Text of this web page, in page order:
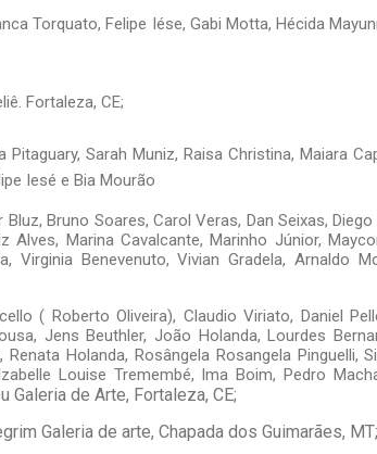
Torquato, Felipe Iése, Gabi Motta, Hécida
Fortaleza, CE;
Pitaguary, Sarah Muniz, Raisa Christina, Maiara
Iesé e Bia Mourão
Bluz, Bruno Soares, Carol Veras, Dan Seixas,
Alves, Marina Cavalcante, Marinho Júnior,
Virginia Benevenuto, Vivian Gradela, Arnaldo
( Roberto Oliveira), Claudio Viriato, Daniel
Jens Beuthler, João Holanda, Lourdes
Holanda, Rosângela Rosangela Pinguelli,
Louise Tremembé, Ima Boim, Pedro
Galeria de Arte, Fortaleza, CE;
Galeria de arte, Chapada dos Guimarães, MT;